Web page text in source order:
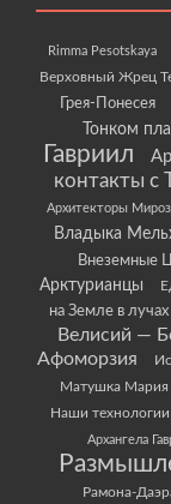
Rimma Pesotskaya
Верховный Жрец
Грея-Понесея
Тонком
Гавриил
контакты с
Архитекторы
Владыка
Внеземные
Арктурианцы
на Земле в
Велисий —
Афоморзия
Матушка Мария
Наши технологии
Архангела
Рамона-